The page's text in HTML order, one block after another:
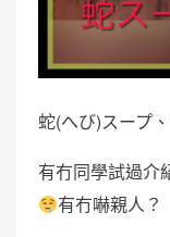
蛇(へび)スープ
有冇同學試過介
有冇嚇親人？